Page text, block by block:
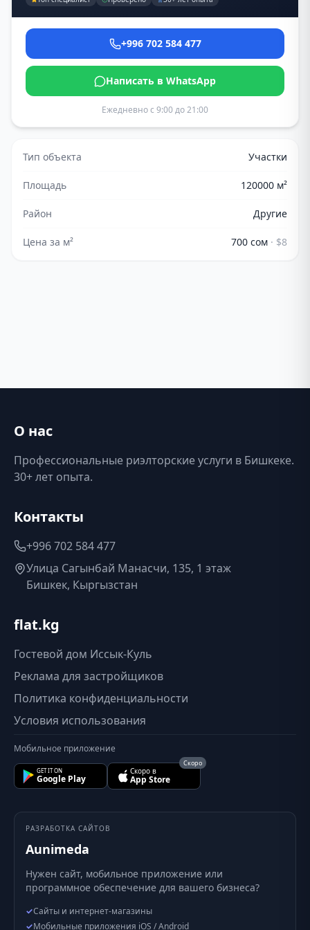
+996 702 584 477
Написать в WhatsApp
Ежедневно с 9:00 до 21:00
Тип объекта Участки
Площадь 120000 м²
Район Другие
Цена за м² 700 сом · $8
О нас
Профессиональные риэлторские услуги в Бишкеке.
30+ лет опыта.
Контакты
+996 702 584 477
Улица Сагынбай Манасчи, 135, 1 этаж
Бишкек, Кыргызстан
flat.kg
Гостевой дом Иссык-Куль
Реклама для застройщиков
Политика конфиденциальности
Условия использования
Мобильное приложение
GET IT ON
Google Play
Скоро в
App Store
Скоро
РАЗРАБОТКА САЙТОВ
Aunimeda
Нужен сайт, мобильное приложение или
программное обеспечение для вашего бизнеса?
✓Сайты и интернет-магазины
✓Мобильные приложения iOS / Android